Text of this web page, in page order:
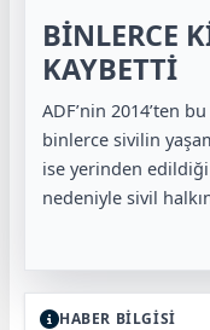
BİNLERCE
KAYBETTİ
ADF’nin 2014’ten
binlerce sivilin
ise yerinden
nedeniyle sivil
HABER BİLGİSİ